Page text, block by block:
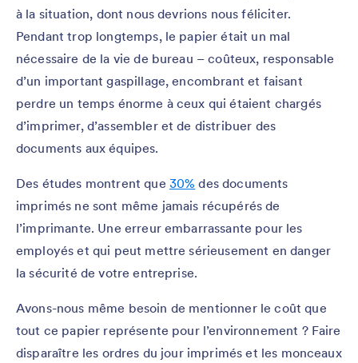
à la situation, dont nous devrions nous féliciter.
Pendant trop longtemps, le papier était un mal
nécessaire de la vie de bureau – coûteux, responsable
d’un important gaspillage, encombrant et faisant
perdre un temps énorme à ceux qui étaient chargés
d’imprimer, d’assembler et de distribuer des
documents aux équipes.
Des études montrent que 30% des documents
imprimés ne sont même jamais récupérés de
l’imprimante. Une erreur embarrassante pour les
employés et qui peut mettre sérieusement en danger
la sécurité de votre entreprise.
Avons-nous même besoin de mentionner le coût que
tout ce papier représente pour l’environnement ? Faire
disparaître les ordres du jour imprimés et les monceaux